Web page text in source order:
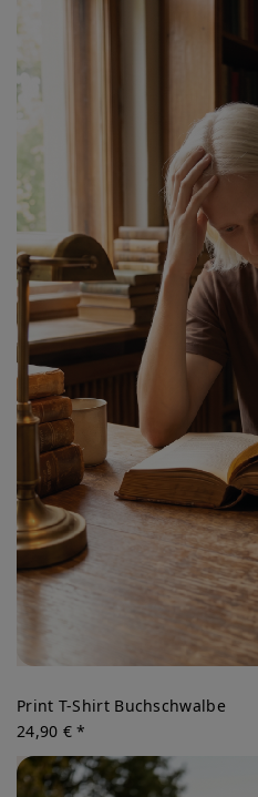
Print T-Shirt Buchschwalbe
24,90 € *